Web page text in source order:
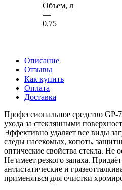
Объем, л
—
0.75
Описание
Отзывы
Как купить
Оплата
Доставка
Профессиональное средство GP-
ухода за стеклянными
Эффективно удаляет все виды
следы насекомых, копоть,
оптические свойства стекла. Не
Не имеет резкого запаха.
антистатические и
применяться для очистки